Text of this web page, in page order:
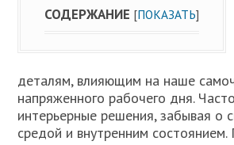
СОДЕРЖАНИЕ [ПОКАЗАТЬ]
деталям, влияющим на наше
напряженного рабочего дня.
интерьерные решения, забывая о
средой и внутренним состоянием.